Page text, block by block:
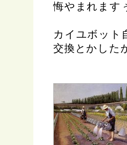
悔やまれます
カイユボット
交換とかした